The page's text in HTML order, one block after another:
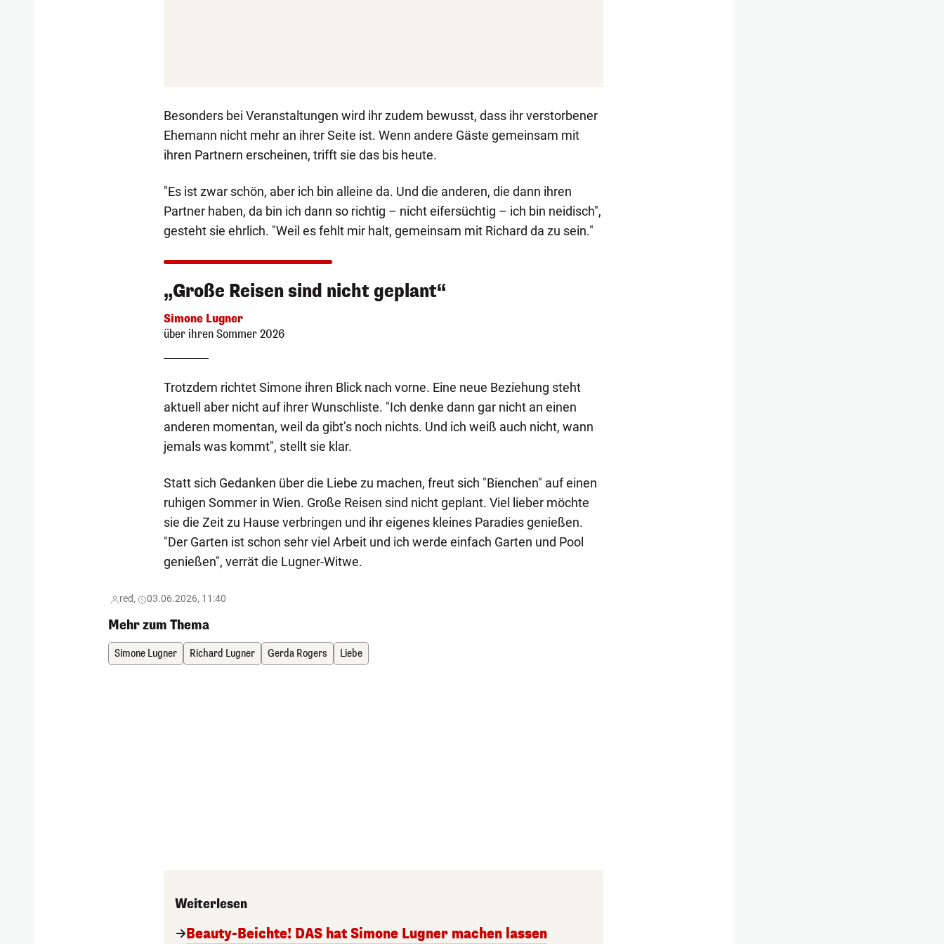
Besonders bei Veranstaltungen wird ihr zudem bewusst, dass ihr verstorbener
Ehemann nicht mehr an ihrer Seite ist. Wenn andere Gäste gemeinsam mit
ihren Partnern erscheinen, trifft sie das bis heute.
"Es ist zwar schön, aber ich bin alleine da. Und die anderen, die dann ihren
Partner haben, da bin ich dann so richtig – nicht eifersüchtig – ich bin neidisch",
gesteht sie ehrlich. "Weil es fehlt mir halt, gemeinsam mit Richard da zu sein."
„Große Reisen sind nicht geplant“
Simone Lugner
über ihren Sommer 2026
Trotzdem richtet Simone ihren Blick nach vorne. Eine neue Beziehung steht
aktuell aber nicht auf ihrer Wunschliste. "Ich denke dann gar nicht an einen
anderen momentan, weil da gibt’s noch nichts. Und ich weiß auch nicht, wann
jemals was kommt", stellt sie klar.
Statt sich Gedanken über die Liebe zu machen, freut sich "Bienchen" auf einen
ruhigen Sommer in Wien. Große Reisen sind nicht geplant. Viel lieber möchte
sie die Zeit zu Hause verbringen und ihr eigenes kleines Paradies genießen.
"Der Garten ist schon sehr viel Arbeit und ich werde einfach Garten und Pool
genießen", verrät die Lugner-Witwe.
red, 03.06.2026, 11:40
Mehr zum Thema
Simone Lugner Richard Lugner Gerda Rogers Liebe
Weiterlesen
Beauty-Beichte! DAS hat Simone Lugner machen lassen